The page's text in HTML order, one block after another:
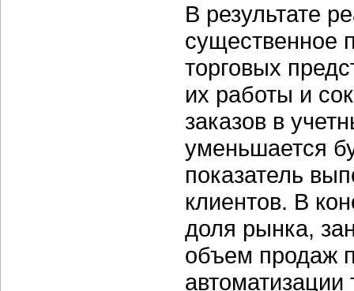
В результате
существенное
торговых
их работы и
заказов в
уменьшается
показатель
клиентов. В
доля рынка,
объем продаж